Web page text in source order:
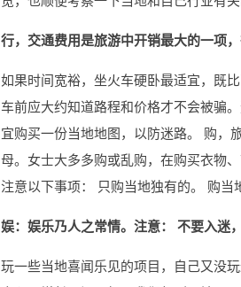
行，交通费用是旅游中开销最大的一项
如果时间宽裕，坐火车硬卧最适宜，既
车前应大约知道路程和价格才不会被骗
宜购买一份当地地图，以防迷路。 购，
母。女士大多多购或乱购，在购买衣物
注意以下事项： 只购当地独有的。 购当
娱：娱乐乃人之常情。注意： 不要入迷
玩一些当地喜闻乐见的项目，自己又没